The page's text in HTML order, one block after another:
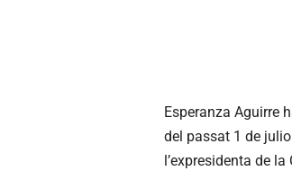
Esperanza Aguirre
del passat 1 de
l’expresidenta de